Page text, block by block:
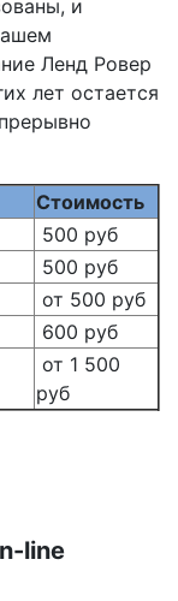
и
Ленд Ровер
лет остается
Стоимость
500 руб
500 руб
от 500 руб
600 руб
от 1 500
руб
line